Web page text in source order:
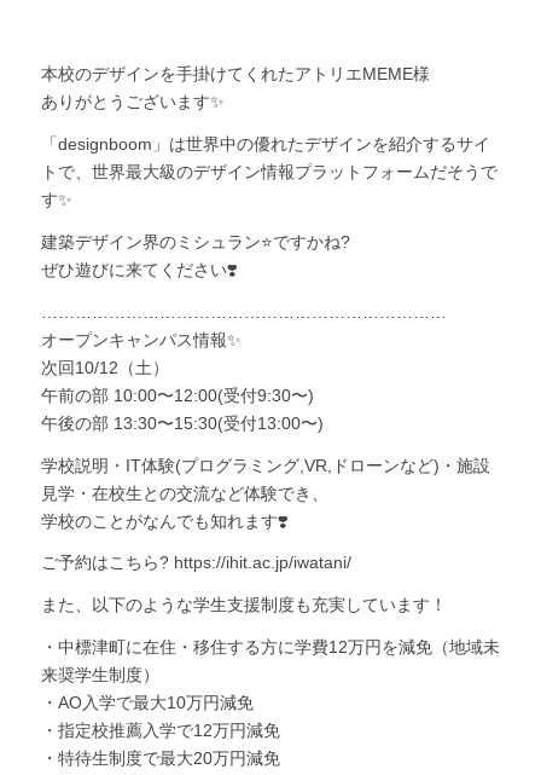
本校のデザインを手掛けてくれたアトリエMEME様
ありがとうございます✨
「designboom」は世界中の優れたデザインを紹介するサイ
トで、世界最大級のデザイン情報プラットフォームだそうで
す✨
建築デザイン界のミシュラン⭐️ですかね?
ぜひ遊びに来てください❣️
オープンキャンパス情報✨
次回10/12（土）
午前の部 10:00〜12:00(受付9:30〜)
午後の部 13:30〜15:30(受付13:00〜)
学校説明・IT体験(プログラミング,VR,ドローンなど)・施設
見学・在校生との交流など体験でき、
学校のことがなんでも知れます❣️
ご予約はこちら? https://ihit.ac.jp/iwatani/
また、以下のような学生支援制度も充実しています！
・中標津町に在住・移住する方に学費12万円を減免（地域未
来奨学生制度）
・AO入学で最大10万円減免
・指定校推薦入学で12万円減免
・特待生制度で最大20万円減免